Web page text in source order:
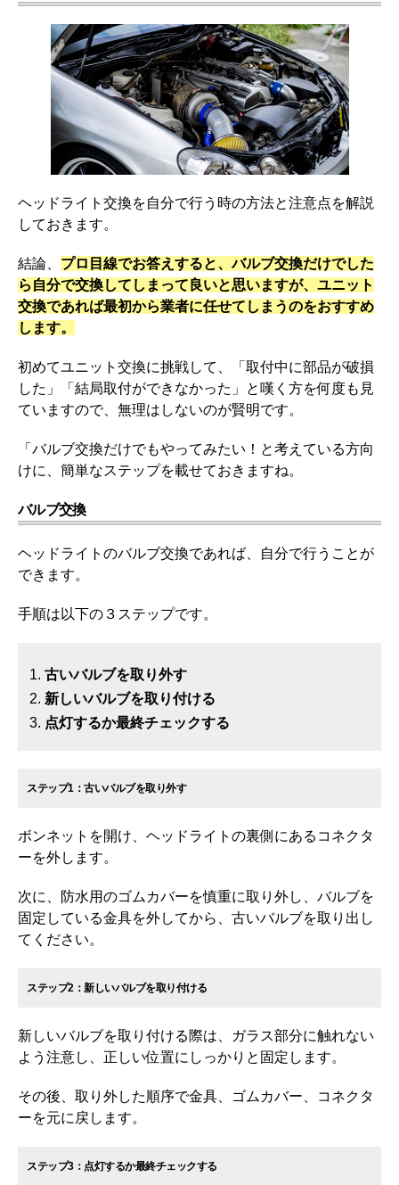
ヘッドライト交換を自分で行う時の方法と注意点を解説
しておきます。
結論、 プロ目線でお答えすると、バルブ交換だけでした
ら自分で交換してしまって良いと思いますが、ユニット
交換であれば最初から業者に任せてしまうのをおすすめ
します。
初めてユニット交換に挑戦して、「取付中に部品が破損
した」「結局取付ができなかった」と嘆く方を何度も見
ていますので、無理はしないのが賢明です。
「バルブ交換だけでもやってみたい！と考えている方向
けに、簡単なステップを載せておきますね。
バルブ交換
ヘッドライトのバルブ交換であれば、自分で行うことが
できます。
手順は以下の３ステップです。
古いバルブを取り外す
新しいバルブを取り付ける
点灯するか最終チェックする
ステップ1：古いバルブを取り外す
ボンネットを開け、ヘッドライトの裏側にあるコネクタ
ーを外します。
次に、防水用のゴムカバーを慎重に取り外し、バルブを
固定している金具を外してから、古いバルブを取り出し
てください。
ステップ2：新しいバルブを取り付ける
新しいバルブを取り付ける際は、ガラス部分に触れない
よう注意し、正しい位置にしっかりと固定します。
その後、取り外した順序で金具、ゴムカバー、コネクタ
ーを元に戻します。
ステップ3：点灯するか最終チェックする